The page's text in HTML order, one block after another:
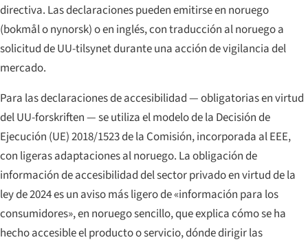
directiva. Las declaraciones pueden emitirse en noruego
(bokmål o nynorsk) o en inglés, con traducción al noruego a
solicitud de UU-tilsynet durante una acción de vigilancia del
mercado.
Para las declaraciones de accesibilidad — obligatorias en virtud
del UU-forskriften — se utiliza el modelo de la Decisión de
Ejecución (UE) 2018/1523 de la Comisión, incorporada al EEE,
con ligeras adaptaciones al noruego. La obligación de
información de accesibilidad del sector privado en virtud de la
ley de 2024 es un aviso más ligero de «información para los
consumidores», en noruego sencillo, que explica cómo se ha
hecho accesible el producto o servicio, dónde dirigir las